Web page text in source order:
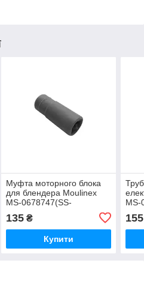
Муфта моторного блока
для блендера Moulinex
MS-0678747(SS-
135₴
Купити
MS-
155